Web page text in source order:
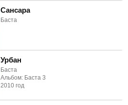
Сансара
Баста
Урбан
Баста
Альбом: Баста 3
2010 год